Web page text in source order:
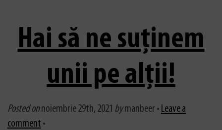
Hai să ne suținem
unii pe alții!
Posted onnoiembrie 29th, 2021 bymanbeer • Leave a
comment •